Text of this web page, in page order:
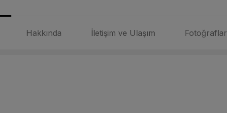
Hakkında İletişim ve Ulaşım Fotoğraflar